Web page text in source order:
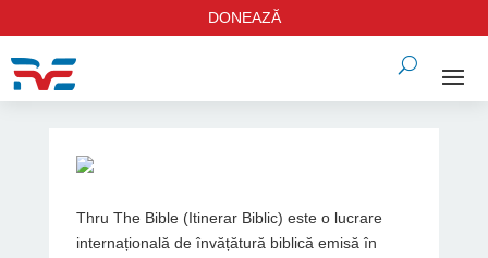
DONEAZĂ
Thru The Bible (Itinerar Biblic) este o lucrare
internațională de învățătură biblică emisă în